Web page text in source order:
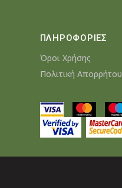
ΠΛΗΡΟΦΟΡΙΕΣ
Όροι Χρήσης
Πολιτική Απορρήτου